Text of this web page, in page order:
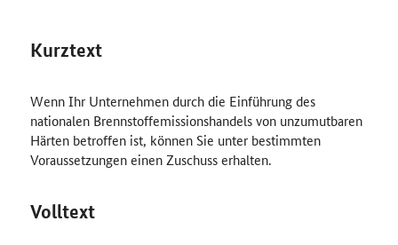
Kurztext
Wenn Ihr Unternehmen durch die Einführung des
nationalen Brennstoffemissionshandels von unzumutbaren
Härten betroffen ist, können Sie unter bestimmten
Voraussetzungen einen Zuschuss erhalten.
Volltext